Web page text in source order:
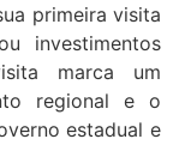
primeira visita
investimentos
marca um
regional e o
estadual e